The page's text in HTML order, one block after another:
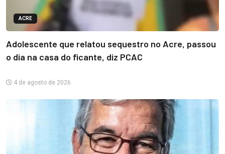
ACRE
Adolescente que relatou sequestro no Acre, passou
o dia na casa do ficante, diz PCAC
4 de agosto de 2026